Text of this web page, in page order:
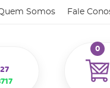
Somos Fale
0